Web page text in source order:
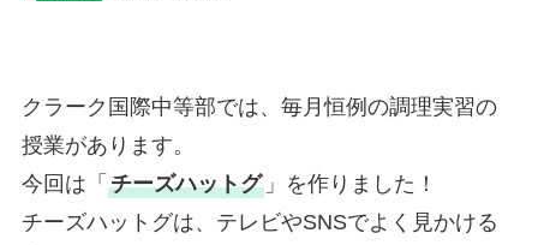
クラーク国際中等部では、毎月恒例の調理実習の
授業があります。
今回は「 チーズハットグ」を作りました！
チーズハットグは、テレビやSNSでよく見かける